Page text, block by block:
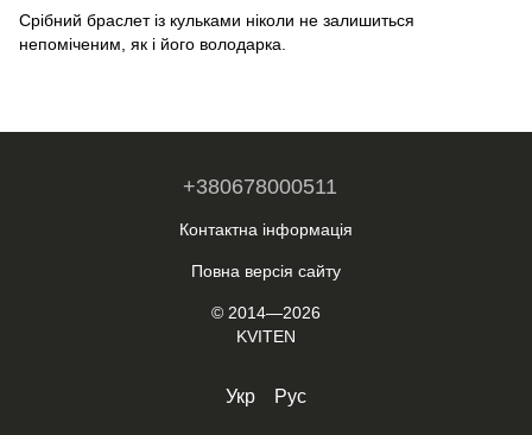
Срібний браслет із кульками ніколи не залишиться
непоміченим, як і його володарка.
+380678000511
Контактна інформація
Повна версія сайту
© 2014—2026
KVITEN
Укр Рус